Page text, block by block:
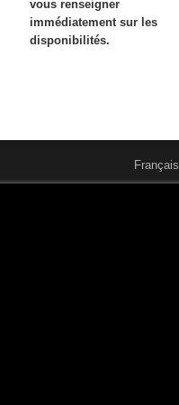
vous renseigner
immédiatement sur les
disponibilités.
Français